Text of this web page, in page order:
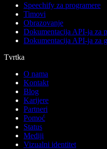
Speechify za programere
Timovi
Obrazovanje
Dokumentacija API-ja za
Dokumentacija API-ja za
Tvrtka
O nama
Kontakt
Blog
Karijere
Partneri
Pomoć
Status
Mediji
Vizualni identitet